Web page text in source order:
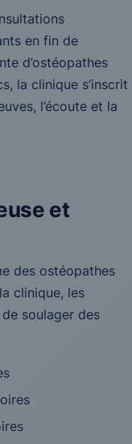
en fin de
d’ostéopathes
la clinique s’inscrit
l’écoute et la
et
des ostéopathes
clinique, les
soulager des